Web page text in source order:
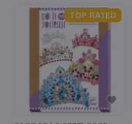
TOP RATED